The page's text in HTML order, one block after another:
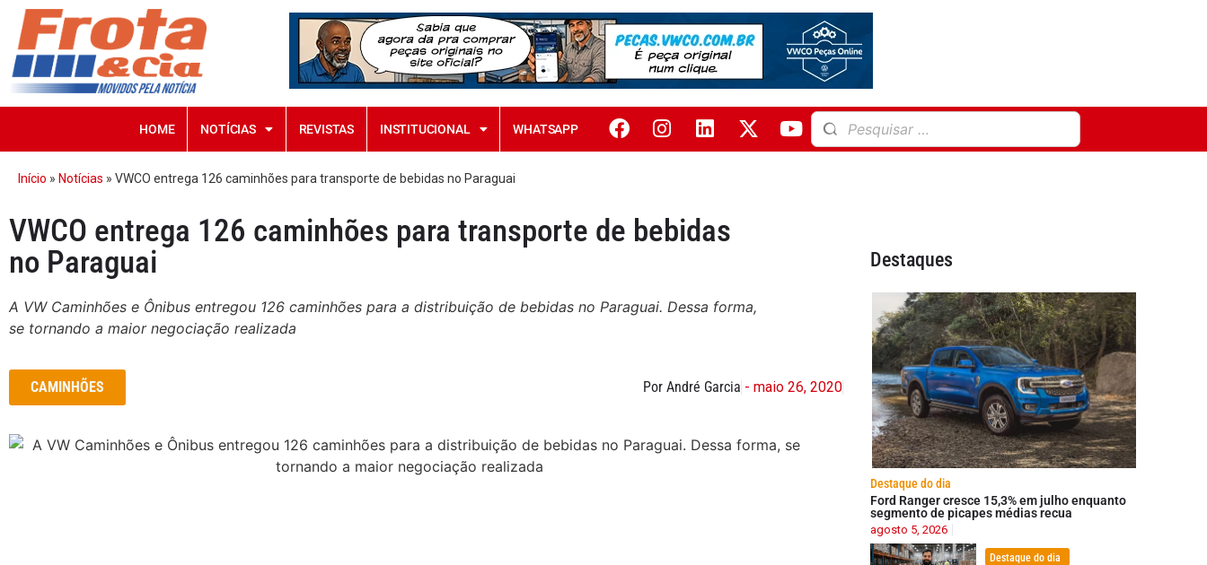
HOME NOTÍCIAS REVISTAS INSTITUCIONAL WHATSAPP
Início » Notícias » VWCO entrega 126 caminhões para transporte de bebidas no Paraguai
VWCO entrega 126 caminhões para transporte de bebidas
no Paraguai
A VW Caminhões e Ônibus entregou 126 caminhões para a distribuição de bebidas no Paraguai. Dessa forma,
se tornando a maior negociação realizada
CAMINHÕES Por André Garcia - maio 26, 2020
Destaques
Destaque do dia
Ford Ranger cresce 15,3% em julho enquanto
segmento de picapes médias recua
agosto 5, 2026
Destaque do dia